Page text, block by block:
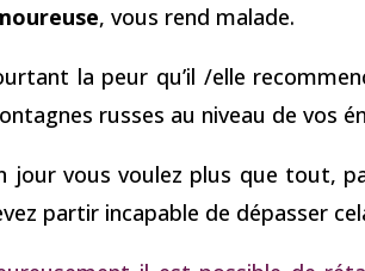
, vous rend malade.
la peur qu’il /elle
russes au niveau de vos
jour vous voulez plus que tout,
partir incapable de dépasser